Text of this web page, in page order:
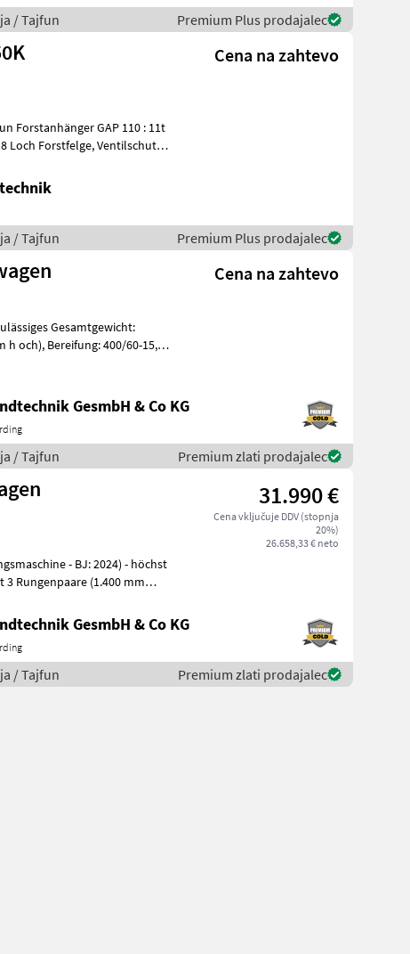
/ Tajfun Premium Plus prodajalec
Cena na zahtevo
Forstanhänger GAP 110 : 11t
/ Tajfun Premium Plus prodajalec
Cena na zahtevo
60-15, 5
GesmbH & Co KG
/ Tajfun Premium zlati prodajalec
31.990 €
Cena vključuje DDV (stopnja
20%)
26.658,33 € neto
- BJ: 2024) - höchst
3 Rungenpaare (1.400 mm
GesmbH & Co KG
/ Tajfun Premium zlati prodajalec